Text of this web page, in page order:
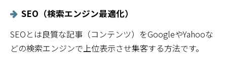
SEO（検索エンジン最適化）
SEOとは良質な記事（コンテンツ）をGoogleやYahooな
どの検索エンジンで上位表示させ集客する方法です。